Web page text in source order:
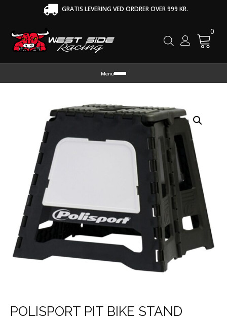
GRATIS LEVERING VED ORDRER OVER 999 KR.
0
Menu
POLISPORT PIT BIKE STAND